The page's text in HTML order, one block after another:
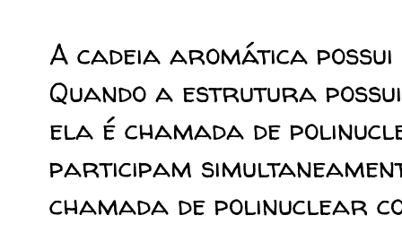
A cadeia aromática
Quando a estrutura possui
ela é chamada de
participam
chamada de polinuclear